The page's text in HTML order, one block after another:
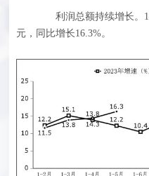
利润总额持续增长。
元，同比增长16.3%。